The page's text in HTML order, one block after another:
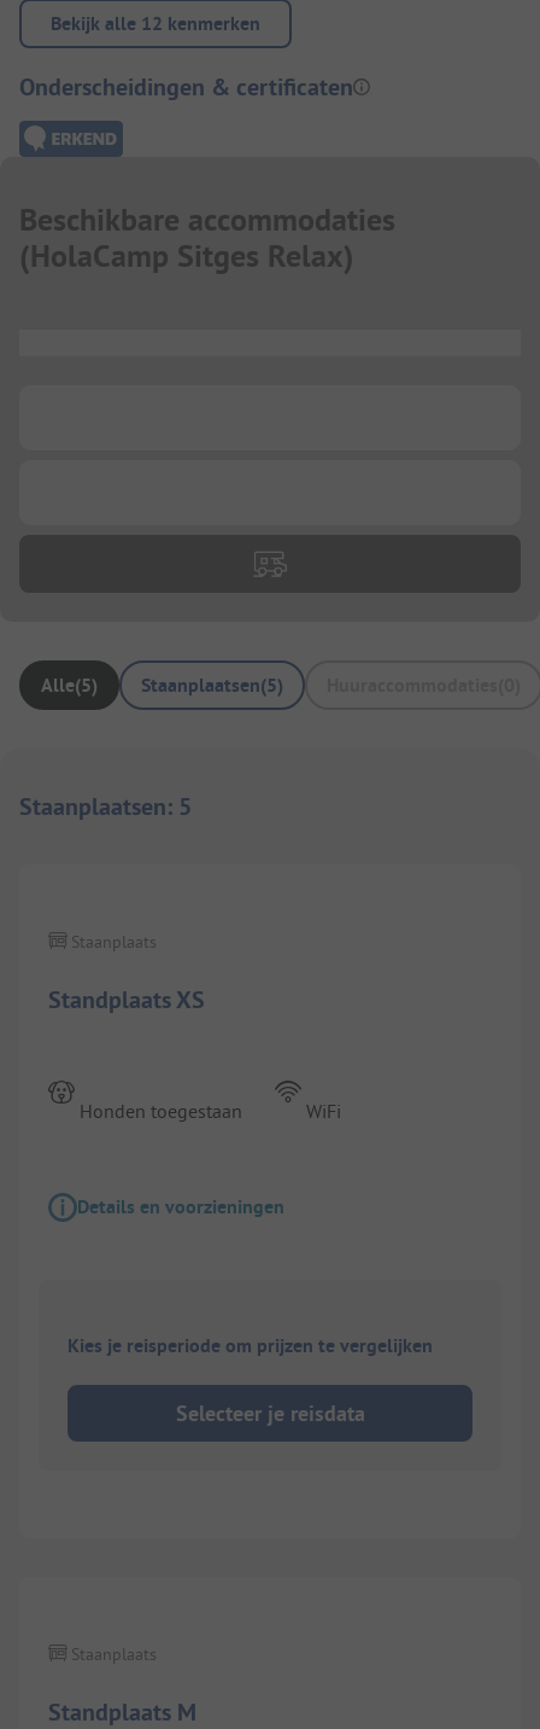
Bekijk alle 12 kenmerken
Onderscheidingen & certificaten
Beschikbare accommodaties
(HolaCamp Sitges Relax)
Alle(5) Staanplaatsen(5)
Staanplaatsen: 5
Standplaats XS
Staanplaats
Honden toegestaan WiFi
Details en voorzieningen
Kies je reisperiode om prijzen te vergelijken
Selecteer je reisdata
Standplaats M
Staanplaats